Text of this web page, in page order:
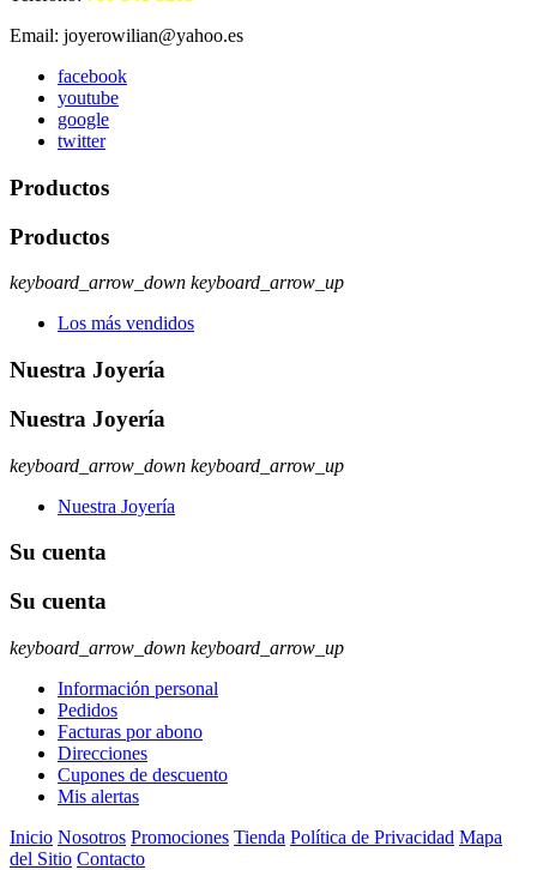
Email: joyerowilian@yahoo.es
facebook
youtube
google
twitter
Productos
Productos
keyboard_arrow_down keyboard_arrow_up
Los más vendidos
Nuestra Joyería
Nuestra Joyería
keyboard_arrow_down keyboard_arrow_up
Nuestra Joyería
Su cuenta
Su cuenta
keyboard_arrow_down keyboard_arrow_up
Información personal
Pedidos
Facturas por abono
Direcciones
Cupones de descuento
Mis alertas
Inicio Nosotros Promociones Tienda Política de Privacidad Mapa
del Sitio Contacto